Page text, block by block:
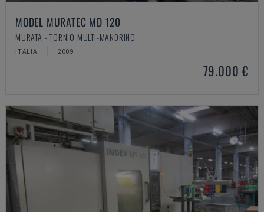
MODEL MURATEC MD 120
MURATA - TORNIO MULTI-MANDRINO
ITALIA 2009
79.000 €